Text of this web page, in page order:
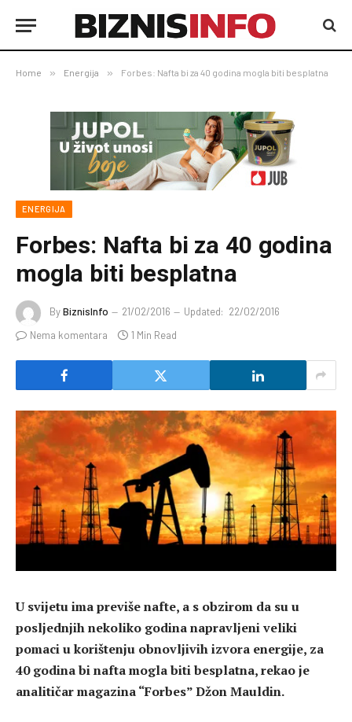
Home » Energija » Forbes: Nafta bi za 40 godina mogla biti besplatna
ENERGIJA
Forbes: Nafta bi za 40 godina
mogla biti besplatna
ByBiznisInfo 21/02/2016 Updated: 22/02/2016
Nema komentara
1 Min Read
U svijetu ima previše nafte, a s obzirom da su u
posljednjih nekoliko godina napravljeni veliki
pomaci u korištenju obnovljivih izvora energije, za
40 godina bi nafta mogla biti besplatna, rekao je
analitičar magazina “Forbes” Džon Mauldin.